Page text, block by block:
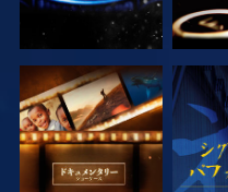
シリーズを探求